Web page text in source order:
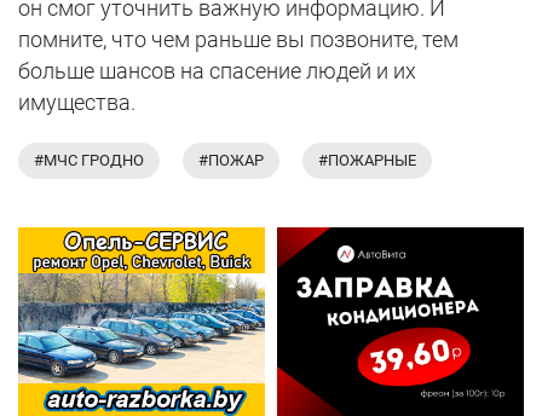
он смог уточнить важную информацию. И
помните, что чем раньше вы позвоните, тем
больше шансов на спасение людей и их
имущества.
#МЧС ГРОДНО #ПОЖАР #ПОЖАРНЫЕ